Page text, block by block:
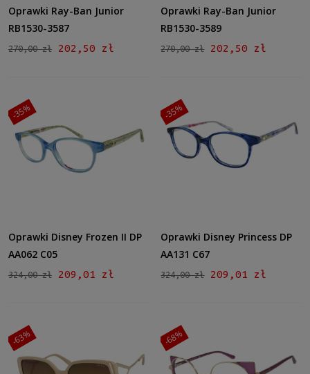
Oprawki Ray-Ban Junior
RB1530-3587
270,00 zł 202,50 zł
Oprawki Ray-Ban Junior
RB1530-3589
270,00 zł 202,50 zł
Oprawki Disney Frozen II DP
AA062 C05
324,00 zł 209,01 zł
-35%
Oprawki Disney Princess DP
AA131 C67
324,00 zł 209,01 zł
-35%
-63% -68%